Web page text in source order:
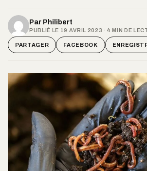
Par Philibert
PUBLIÉ LE 19 AVRIL 2023 · 4 MIN DE
PARTAGER FACEBOOK